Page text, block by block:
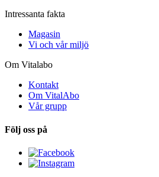
Intressanta fakta
Magasin
Vi och vår miljö
Om Vitalabo
Kontakt
Om VitalAbo
Vår grupp
Följ oss på